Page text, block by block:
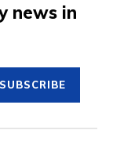
news in
SUBSCRIBE